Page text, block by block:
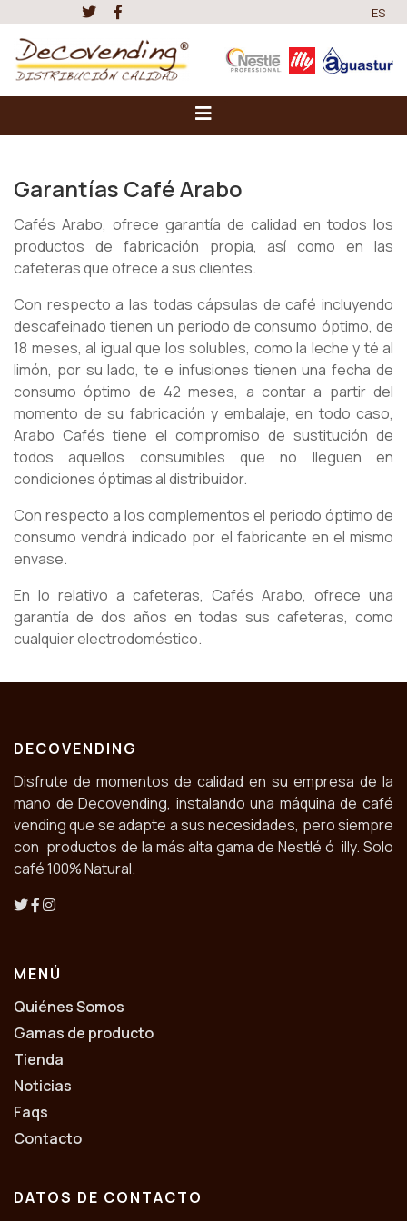
ES
Garantías Café Arabo
Cafés Arabo, ofrece garantía de calidad en todos los
productos de fabricación propia, así como en las
cafeteras que ofrece a sus clientes.
Con respecto a las todas cápsulas de café incluyendo
descafeinado tienen un periodo de consumo óptimo, de
18 meses, al igual que los solubles, como la leche y té al
limón, por su lado, te e infusiones tienen una fecha de
consumo óptimo de 42 meses, a contar a partir del
momento de su fabricación y embalaje, en todo caso,
Arabo Cafés tiene el compromiso de sustitución de
todos aquellos consumibles que no lleguen en
condiciones óptimas al distribuidor.
Con respecto a los complementos el periodo óptimo de
consumo vendrá indicado por el fabricante en el mismo
envase.
En lo relativo a cafeteras, Cafés Arabo, ofrece una
garantía de dos años en todas sus cafeteras, como
cualquier electrodoméstico.
DECOVENDING
Disfrute de momentos de calidad en su empresa de la
mano de Decovending, instalando una máquina de café
vending que se adapte a sus necesidades, pero siempre
con productos de la más alta gama de Nestlé ó illy. Solo
café 100% Natural.
MENÚ
Quiénes Somos
Gamas de producto
Tienda
Noticias
Faqs
Contacto
DATOS DE CONTACTO